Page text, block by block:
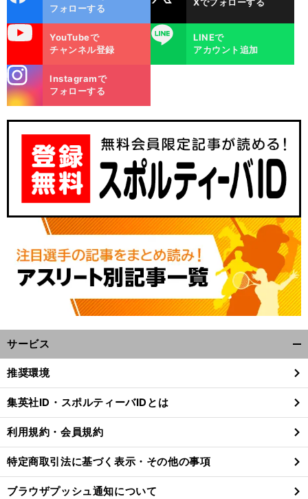
ok
フォローする
YouTubeで
チャンネル登録
LINE
LINEで
アカウント追加
m
Instagramで
フォローする
サービス
閉
る
推奨環境
集英社ID・スポルティーバIDとは
利用規約・会員規約
特定商取引法に基づく表示・その他の事項
ブラウザプッシュ通知について